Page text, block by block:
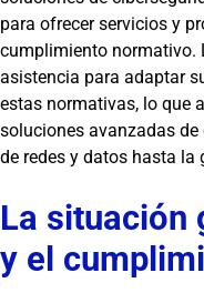
para ofrecer servicios y
cumplimiento normativo.
asistencia para adaptar
estas normativas, lo que
soluciones avanzadas
de redes y datos hasta
La situación
y el